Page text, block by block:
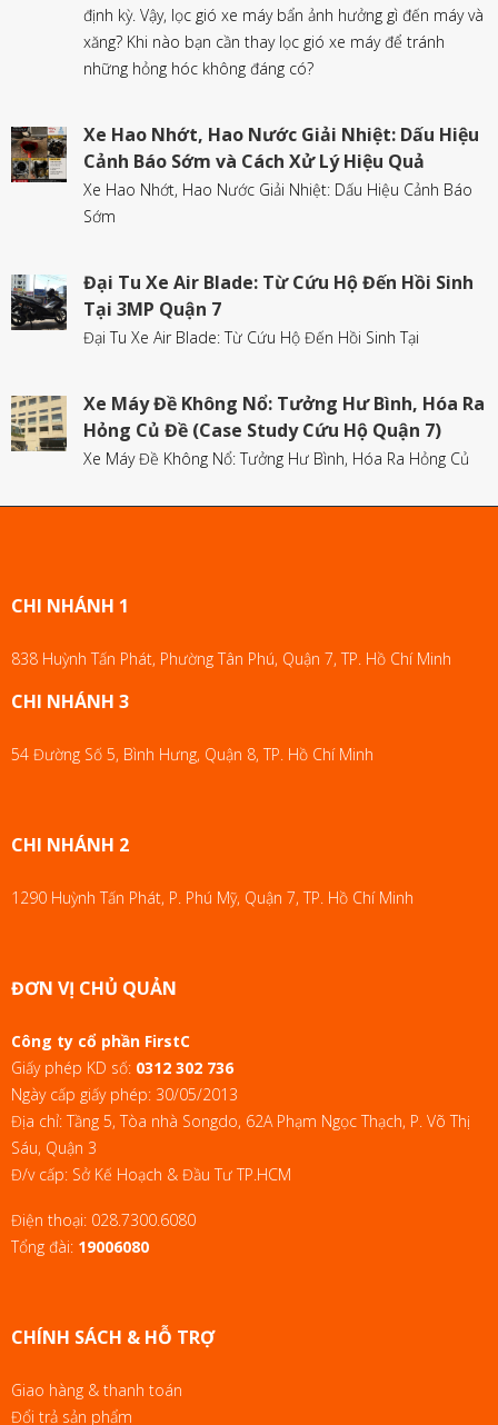
định kỳ. Vậy, lọc gió xe máy bẩn ảnh hưởng gì đến máy và
xăng? Khi nào bạn cần thay lọc gió xe máy để tránh
những hỏng hóc không đáng có?
Xe Hao Nhớt, Hao Nước Giải Nhiệt: Dấu Hiệu
Cảnh Báo Sớm và Cách Xử Lý Hiệu Quả
Xe Hao Nhớt, Hao Nước Giải Nhiệt: Dấu Hiệu Cảnh Báo
Sớm
Đại Tu Xe Air Blade: Từ Cứu Hộ Đến Hồi Sinh
Tại 3MP Quận 7
Đại Tu Xe Air Blade: Từ Cứu Hộ Đến Hồi Sinh Tại
Xe Máy Đề Không Nổ: Tưởng Hư Bình, Hóa Ra
Hỏng Củ Đề (Case Study Cứu Hộ Quận 7)
Xe Máy Đề Không Nổ: Tưởng Hư Bình, Hóa Ra Hỏng Củ
CHI NHÁNH 1
838 Huỳnh Tấn Phát, Phường Tân Phú, Quận 7, TP. Hồ Chí Minh
CHI NHÁNH 3
54 Đường Số 5, Bình Hưng, Quận 8, TP. Hồ Chí Minh
CHI NHÁNH 2
1290 Huỳnh Tấn Phát, P. Phú Mỹ, Quận 7, TP. Hồ Chí Minh
ĐƠN VỊ CHỦ QUẢN
Công ty cổ phần FirstC
Giấy phép KD số: 0312 302 736
Ngày cấp giấy phép: 30/05/2013
Địa chỉ: Tầng 5, Tòa nhà Songdo, 62A Phạm Ngọc Thạch, P. Võ Thị
Sáu, Quận 3
Đ/v cấp: Sở Kế Hoạch & Đầu Tư TP.HCM
Điện thoại: 028.7300.6080
Tổng đài: 19006080
CHÍNH SÁCH & HỖ TRỢ
Giao hàng & thanh toán
Đổi trả sản phẩm